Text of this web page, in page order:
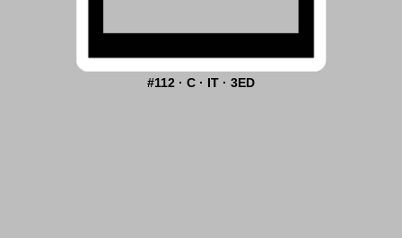
#112 · C · IT · 3ED